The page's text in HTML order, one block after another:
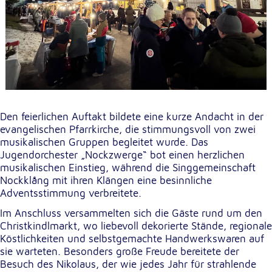
Den feierlichen Auftakt bildete eine kurze Andacht in der
evangelischen Pfarrkirche, die stimmungsvoll von zwei
musikalischen Gruppen begleitet wurde. Das
Jugendorchester „Nockzwerge“ bot einen herzlichen
musikalischen Einstieg, während die Singgemeinschaft
Nockklång mit ihren Klängen eine besinnliche
Adventsstimmung verbreitete.
Im Anschluss versammelten sich die Gäste rund um den
Christkindlmarkt, wo liebevoll dekorierte Stände, regionale
Köstlichkeiten und selbstgemachte Handwerkswaren auf
sie warteten. Besonders große Freude bereitete der
Besuch des Nikolaus, der wie jedes Jahr für strahlende
Externe Dienste
Um Inhalte von Videoplattformen und
Kartendiensten anzeigen zu können, werden von
diesen externen Diensten Cookies gesetzt.
Anbieter:
Google LLC
Zweck:
Einbinden und Anzeigen von Videos
Google Maps
Name:
NID